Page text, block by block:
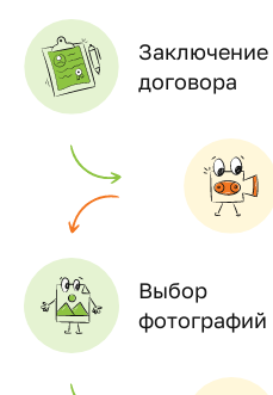
Заключение
договора
Выбор
фотографий